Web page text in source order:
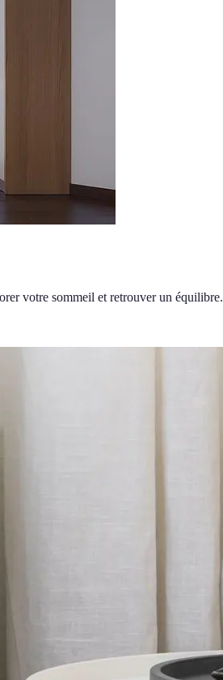
votre sommeil et retrouver un équilibre.